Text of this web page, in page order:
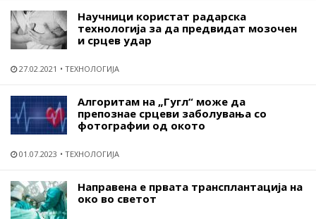
Научници користат радарска
технологија за да предвидат мозочен
и срцев удар
27.02.2021 ТЕХНОЛОГИЈА
Алгоритам на „Гугл“ може да
препознае срцеви заболувања со
фотографии од окото
01.07.2023 ТЕХНОЛОГИЈА
Направена е првата трансплантација на
око во светот